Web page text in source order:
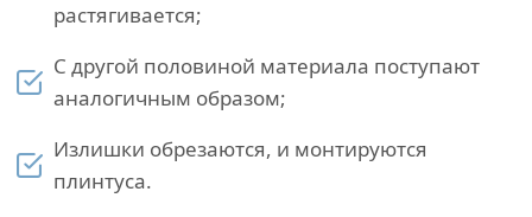
растягивается;
С другой половиной материала поступают
аналогичным образом;
Излишки обрезаются, и монтируются
плинтуса.